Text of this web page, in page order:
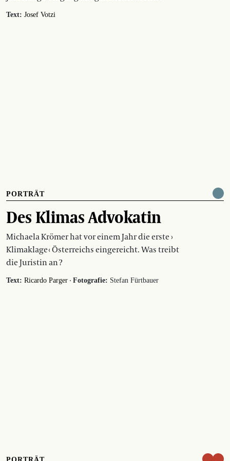
Text: Josef Votzi
PORTRÄT
Des Klimas Advokatin
Michaela Krömer hat vor einem Jahr die erste ›
Klimaklage ‹ Österreichs eingereicht. Was treibt
die Juristin an ?
Text: Ricardo Parger · Fotografie: Stefan Fürtbauer